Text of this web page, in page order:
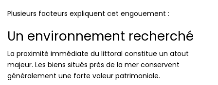
Plusieurs facteurs expliquent cet engouement :
Un environnement recherché
La proximité immédiate du littoral constitue un atout
majeur. Les biens situés près de la mer conservent
généralement une forte valeur patrimoniale.